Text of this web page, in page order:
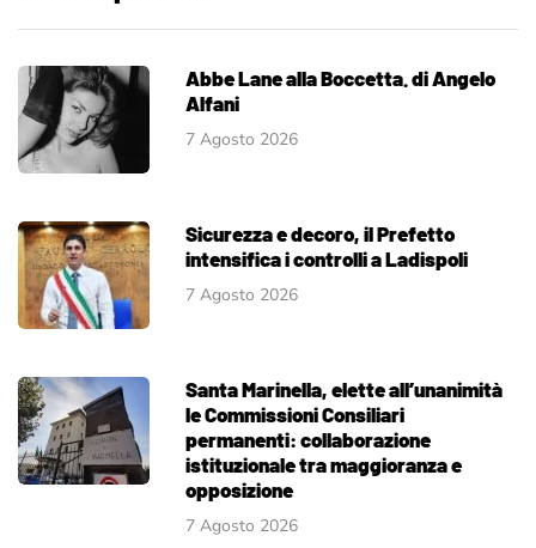
Abbe Lane alla Boccetta. di Angelo
Alfani
7 Agosto 2026
Sicurezza e decoro, il Prefetto
intensifica i controlli a Ladispoli
7 Agosto 2026
Santa Marinella, elette all’unanimità
le Commissioni Consiliari
permanenti: collaborazione
istituzionale tra maggioranza e
opposizione
7 Agosto 2026